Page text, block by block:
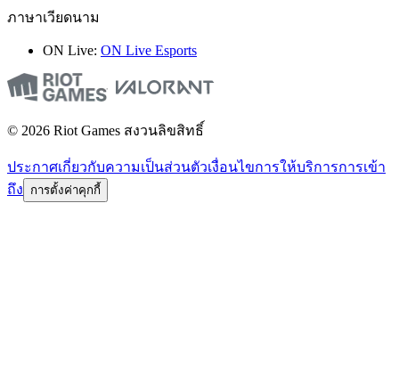
ภาษาเวียดนาม
ON Live: ON Live Esports
© 2026 Riot Games สงวนลิขสิทธิ์
ประกาศเกี่ยวกับความเป็นส่วนตัวเงื่อนไขการให้บริการการเข้า
ถึง
การตั้งค่าคุกกี้